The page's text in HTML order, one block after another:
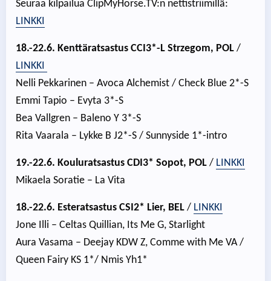
Seuraa kilpailua ClipMyHorse.TV:n nettistriimillä:
LINKKI
18.-22.6. Kenttäratsastus CCI3*-L Strzegom, POL /
LINKKI
Nelli Pekkarinen – Avoca Alchemist / Check Blue 2*-S
Emmi Tapio – Evyta 3*-S
Bea Vallgren – Baleno Y 3*-S
Rita Vaarala – Lykke B J2*-S / Sunnyside 1*-intro
19.-22.6. Kouluratsastus CDI3* Sopot, POL / LINKKI
Mikaela Soratie – La Vita
18.-22.6. Esteratsastus CSI2* Lier, BEL / LINKKI
Jone Illi – Celtas Quillian, Its Me G, Starlight
Aura Vasama – Deejay KDW Z, Comme with Me VA /
Queen Fairy KS 1*/ Nmis Yh1*